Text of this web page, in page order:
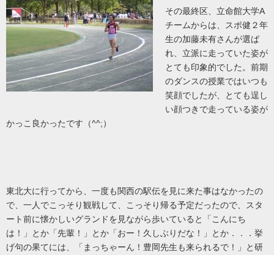
その最終区、立命館大学A
チームからは、スポ健２年
生の加藤未有さんが選ば
れ、立派に走っていた姿が
とても印象的でした。前期
のダンスの授業ではいつも
笑顔でしたが、とても逞し
い顔つきで走っている姿が
かっこ良かったです（^^;）
東北大に行ってから、一度も関西の駅伝を見に来た事はなかったの
で、一人でこっそり観戦して、こっそり帰る予定だったので、スタ
ート前に懐かしいグランドを見ながら歩いていると「こんにち
は！」とか「先輩！」とか「おー！久しぶりだな！」とか．．．挙
げ句の果てには、「まっちゃーん！豊岡先生も来られるで！」と研